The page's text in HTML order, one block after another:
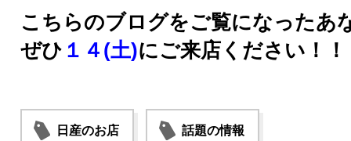
こちらのブログをご覧になったあ
ぜひ １４(土)にご来店ください！！
日産のお店 話題の情報